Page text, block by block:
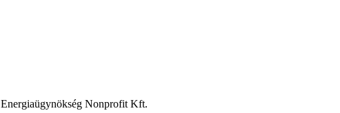
Energiaügynökség Nonprofit Kft.